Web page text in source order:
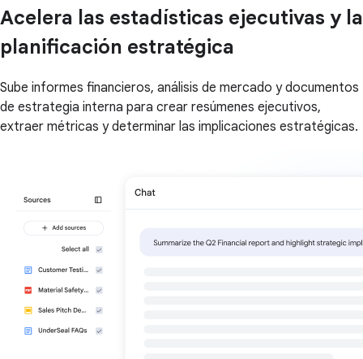
Acelera las estadísticas ejecutivas y la
planificación estratégica
Sube informes financieros, análisis de mercado y documentos
de estrategia interna para crear resúmenes ejecutivos,
extraer métricas y determinar las implicaciones estratégicas.